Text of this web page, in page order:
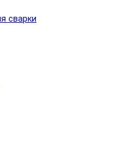
сварки